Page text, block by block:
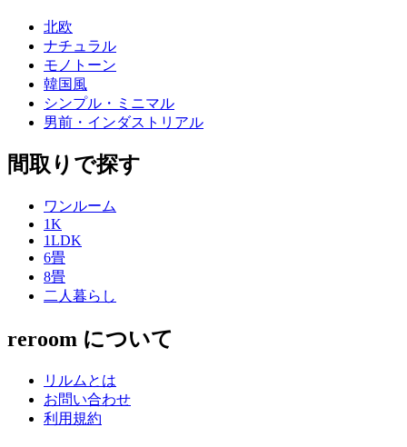
北欧
ナチュラル
モノトーン
韓国風
シンプル・ミニマル
男前・インダストリアル
間取りで探す
ワンルーム
1K
1LDK
6畳
8畳
二人暮らし
reroom について
リルムとは
お問い合わせ
利用規約